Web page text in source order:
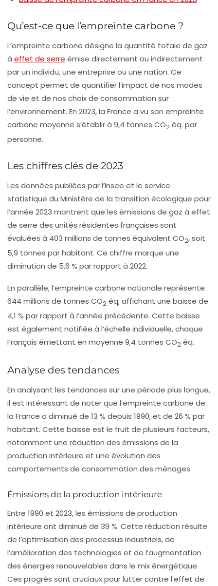
Qu’est-ce que l’empreinte carbone ?
L’empreinte carbone désigne la quantité totale de gaz
à effet de serre émise directement ou indirectement
par un individu, une entreprise ou une nation. Ce
concept permet de quantifier l’impact de nos modes
de vie et de nos choix de consommation sur
l’environnement. En 2023, la France a vu son empreinte
carbone moyenne s’établir à 9,4 tonnes CO2 éq. par
personne.
Les chiffres clés de 2023
Les données publiées par l’Insee et le service
statistique du Ministère de la transition écologique pour
l’année 2023 montrent que les émissions de gaz à effet
de serre des unités résidentes françaises sont
évaluées à 403 millions de tonnes équivalent CO2, soit
5,9 tonnes par habitant. Ce chiffre marque une
diminution de 5,6 % par rapport à 2022.
En parallèle, l’empreinte carbone nationale représente
644 millions de tonnes CO2 éq, affichant une baisse de
4,1 % par rapport à l’année précédente. Cette baisse
est également notifiée à l’échelle individuelle, chaque
Français émettant en moyenne 9,4 tonnes CO2 éq.
Analyse des tendances
En analysant les tendances sur une période plus longue,
il est intéressant de noter que l’empreinte carbone de
la France a diminué de 13 % depuis 1990, et de 26 % par
habitant. Cette baisse est le fruit de plusieurs facteurs,
notamment une réduction des émissions de la
production intérieure et une évolution des
comportements de consommation des ménages.
Émissions de la production intérieure
Entre 1990 et 2023, les émissions de production
intérieure ont diminué de 39 %. Cette réduction résulte
de l’optimisation des processus industriels, de
l’amélioration des technologies et de l’augmentation
des énergies renouvelables dans le mix énergétique.
Ces progrès sont cruciaux pour lutter contre l’effet de